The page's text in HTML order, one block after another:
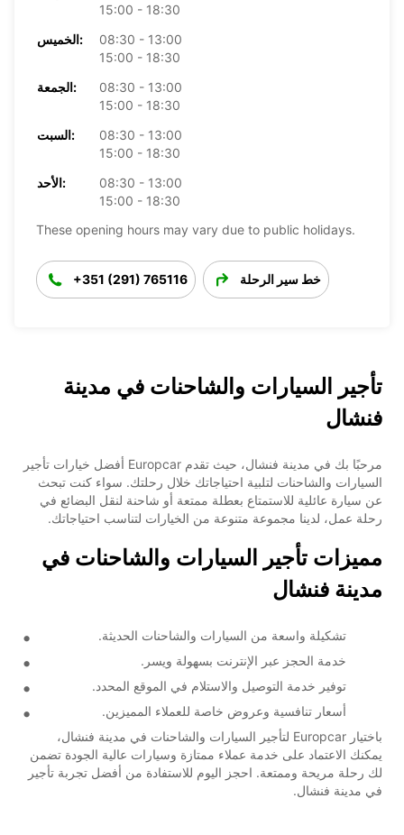
15:00 - 18:30
الخميس:
08:30 - 13:00
15:00 - 18:30
الجمعة:
08:30 - 13:00
15:00 - 18:30
السبت:
08:30 - 13:00
15:00 - 18:30
الأحد:
08:30 - 13:00
15:00 - 18:30
These opening hours may vary due to public holidays.
+351 (291) 765116 خط سير الرحلة
تأجير السيارات والشاحنات في مدينة
فنشال
مرحبًا بك في مدينة فنشال، حيث تقدم Europcar أفضل خيارات تأجير
السيارات والشاحنات لتلبية احتياجاتك خلال رحلتك. سواء كنت تبحث
عن سيارة عائلية للاستمتاع بعطلة ممتعة أو شاحنة لنقل البضائع في
رحلة عمل، لدينا مجموعة متنوعة من الخيارات لتناسب احتياجاتك.
مميزات تأجير السيارات والشاحنات في
مدينة فنشال
تشكيلة واسعة من السيارات والشاحنات الحديثة.
خدمة الحجز عبر الإنترنت بسهولة ويسر.
توفير خدمة التوصيل والاستلام في الموقع المحدد.
أسعار تنافسية وعروض خاصة للعملاء المميزين.
باختيار Europcar لتأجير السيارات والشاحنات في مدينة فنشال،
يمكنك الاعتماد على خدمة عملاء ممتازة وسيارات عالية الجودة تضمن
لك رحلة مريحة وممتعة. احجز اليوم للاستفادة من أفضل تجربة تأجير
في مدينة فنشال.